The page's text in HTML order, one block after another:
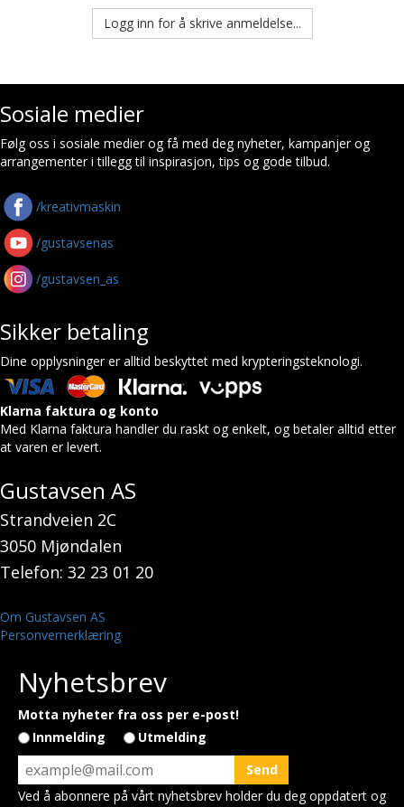
Logg inn for å skrive anmeldelse...
Sosiale medier
Følg oss i sosiale medier og få med deg nyheter, kampanjer og
arrangementer i tillegg til inspirasjon, tips og gode tilbud.
/kreativmaskin
/gustavsenas
/gustavsen_as
Sikker betaling
Dine opplysninger er alltid beskyttet med krypteringsteknologi.
Klarna faktura og konto
Med Klarna faktura handler du raskt og enkelt, og betaler alltid etter
at varen er levert.
Gustavsen AS
Strandveien 2C
3050 Mjøndalen
Telefon: 32 23 01 20
Om Gustavsen AS
Personvernerklæring
Nyhetsbrev
Motta nyheter fra oss per e-post!
Innmelding
Utmelding
Ved å abonnere på vårt nyhetsbrev holder du deg oppdatert og